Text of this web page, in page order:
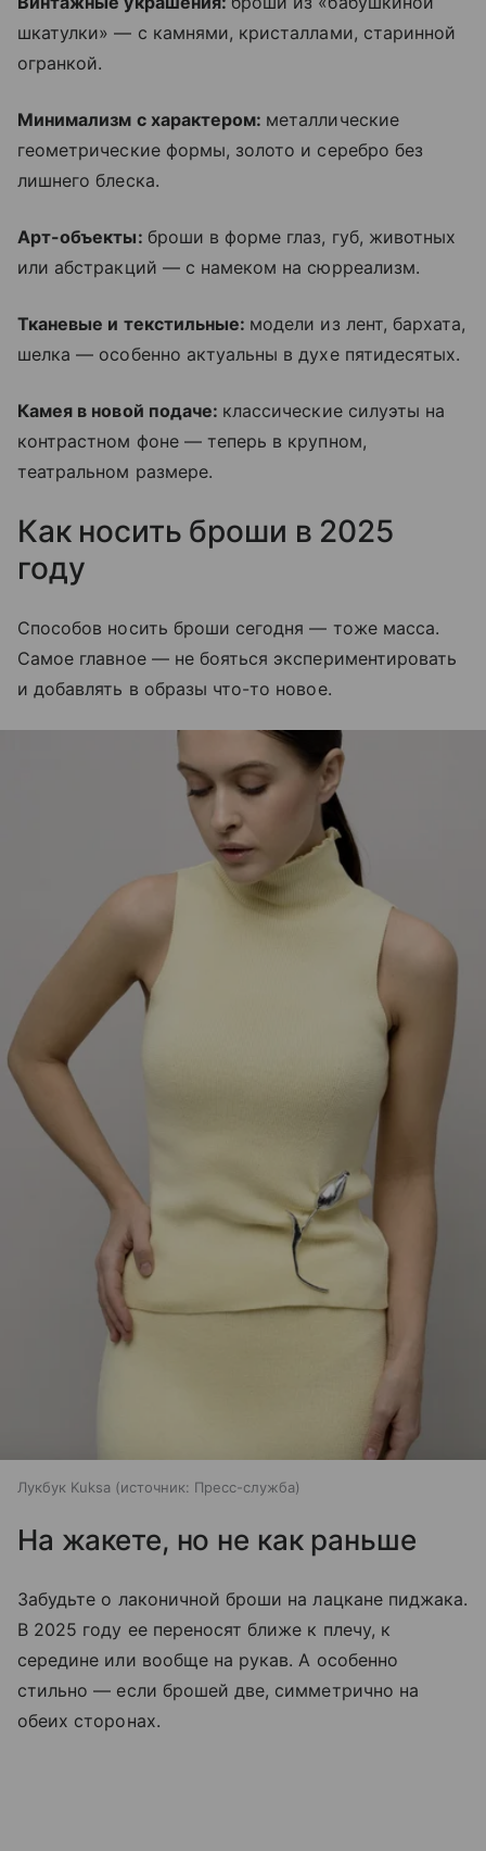
шкатулки» — с камнями, кристаллами, старинной
огранкой.
Минимализм с характером: металлические
геометрические формы, золото и серебро без
лишнего блеска.
Арт-объекты: броши в форме глаз, губ, животных
или абстракций — с намеком на сюрреализм.
Тканевые и текстильные: модели из лент, бархата,
шелка — особенно актуальны в духе пятидесятых.
Камея в новой подаче: классические силуэты на
контрастном фоне — теперь в крупном,
театральном размере.
Как носить броши в 2025
году
Способов носить броши сегодня — тоже масса.
Самое главное — не бояться экспериментировать
и добавлять в образы что-то новое.
Лукбук Kuksa источник: Пресс-служба
На жакете, но не как раньше
Забудьте о лаконичной броши на лацкане пиджака.
В 2025 году ее переносят ближе к плечу, к
середине или вообще на рукав. А особенно
стильно — если брошей две, симметрично на
обеих сторонах.